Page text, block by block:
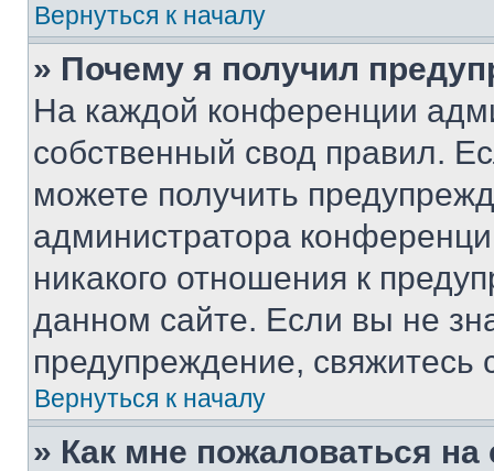
Вернуться к началу
» Почему я получил
На каждой конференции
собственный свод правил.
можете получить
администратора
никакого отношения к
данном сайте. Если вы не
предупреждение,
Вернуться к началу
» Как мне пожаловаться